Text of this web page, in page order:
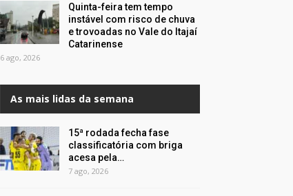
Quinta-feira tem tempo
instável com risco de chuva
e trovoadas no Vale do Itajaí
Catarinense
6 ago, 2026
As mais lidas da semana
15ª rodada fecha fase
classificatória com briga
acesa pela…
7 ago, 2026